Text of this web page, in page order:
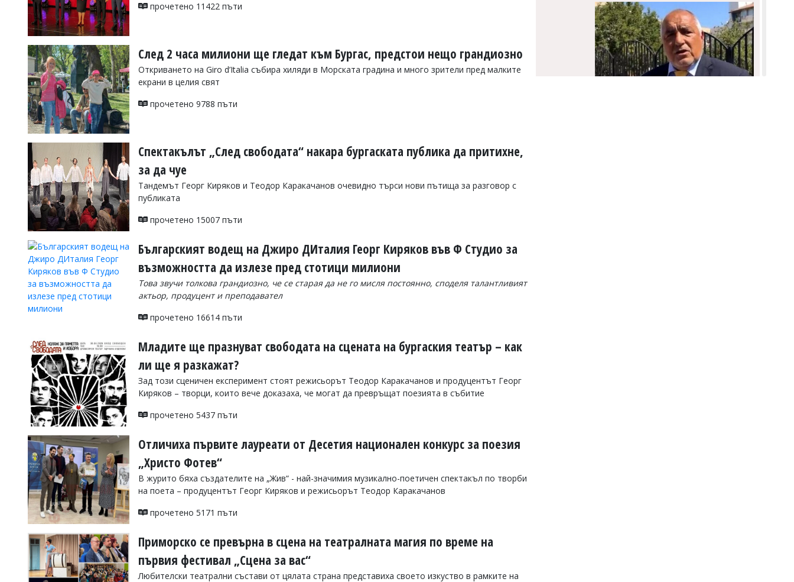
Управители:
Веселин
Василев,
v.vasilev@flagman.bg
Касабова,
k.kassabova@flagman.bg
Главен
редактор:
Колев,
office@flagman.bg
Коментарите
статиите
въвеждат
читателите
редакцията
отговорност
откриете
обиден
коментар,
сигнализирайте
прочетено 11422 пъти
След 2 часа милиони ще гледат към Бургас, предстои нещо грандиозно
Откриването на Giro d’Italia събира хиляди в Морската градина и много зрители пред малките
екрани в целия свят
прочетено 9788 пъти
Спектакълът „След свободата“ накара бургаската публика да притихне,
за да чуе
Тандемът Георг Киряков и Теодор Каракачанов очевидно търси нови пътища за разговор с
публиката
прочетено 15007 пъти
Българският водещ на Джиро ДИталия Георг Киряков във Ф Студио за
възможността да излезе пред стотици милиони
Това звучи толкова грандиозно, чe се старая да не го мисля постоянно, споделя талантливият
актьор, продуцент и преподавател
прочетено 16614 пъти
Младите ще празнуват свободата на сцената на бургаския театър – как
ли ще я разкажат?
Зад този сценичен експеримент стоят режисьорът Теодор Каракачанов и продуцентът Георг
Киряков – творци, които вече доказаха, че могат да превръщат поезията в събитие
прочетено 5437 пъти
Отличиха първите лауреати от Десетия национален конкурс за поезия
„Христо Фотев“
В журито бяха създателите на „Жив“ - най-значимия музикално-поетичен спектакъл по творби
на поета – продуцентът Георг Киряков и режисьорът Теодор Каракачанов
прочетено 5171 пъти
Приморско се превърна в сцена на театралната магия по време на
първия фестивал „Сцена за вас“
Любителски театрални състави от цялата страна представиха своето изкуство в рамките на